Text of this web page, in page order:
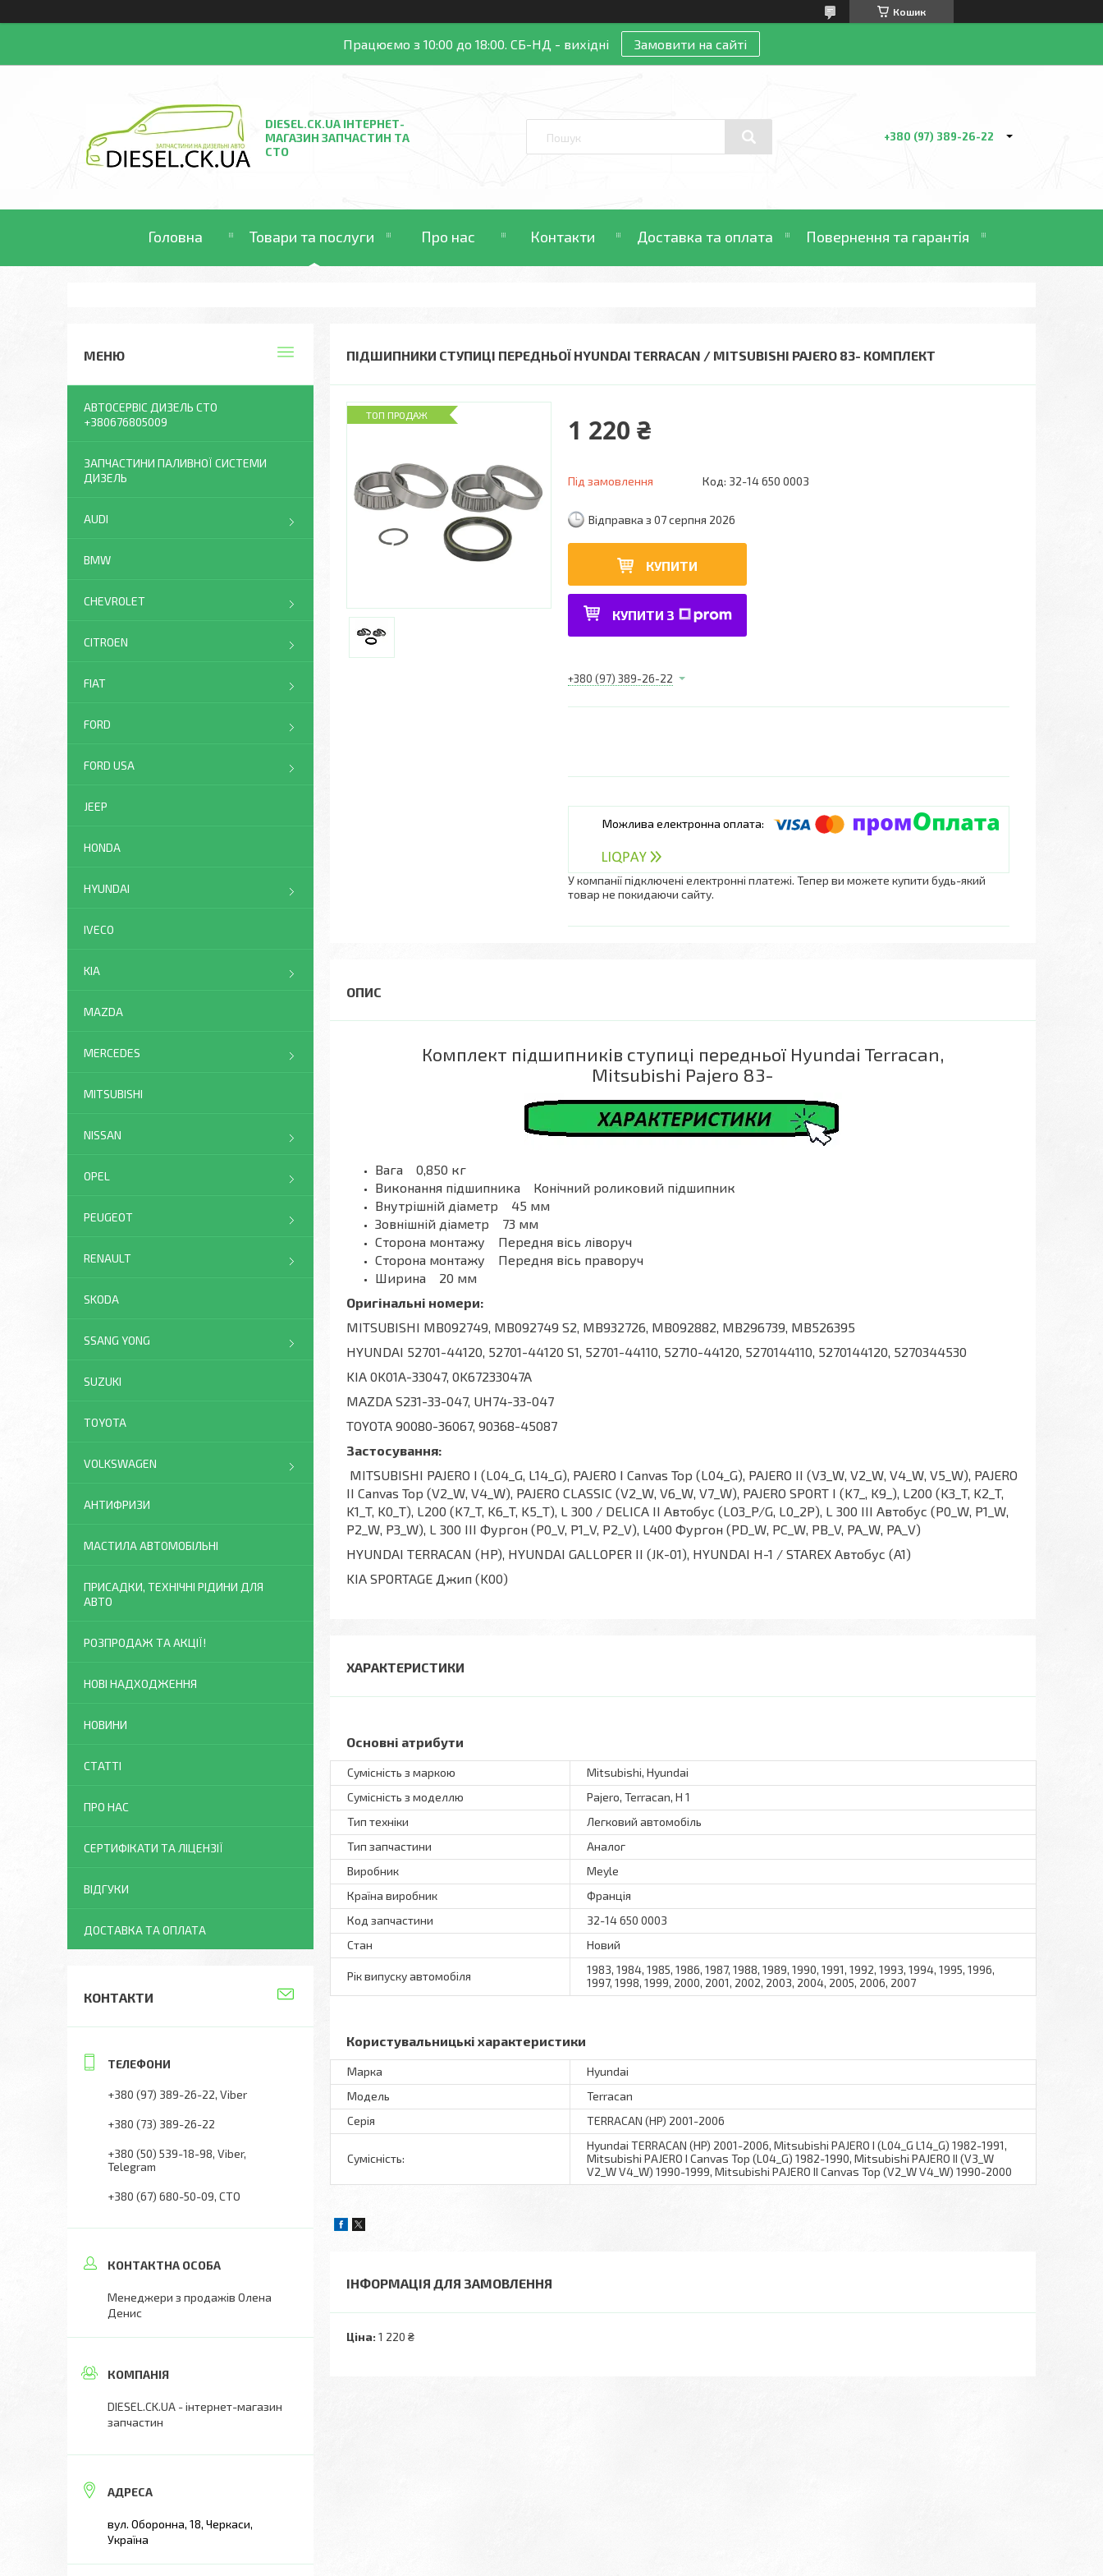
Кошик
Працюємо з 10:00 до 18:00. СБ-НД - вихідні Замовити на сайті
DIESEL.CK.UA ІНТЕРНЕТ-
МАГАЗИН ЗАПЧАСТИН ТА
СТО
+380 (97) 389-26-22
Головна Товари та послуги Про нас Контакти Доставка та оплата Повернення та гарантія
ПІДШИПНИКИ СТУПИЦІ ПЕРЕДНЬОЇ HYUNDAI TERRACAN / MITSUBISHI PAJERO 83- КОМПЛЕКТ
ТОП ПРОДАЖ 1 220 ₴
Під замовлення Код: 32-14 650 0003
Відправка з 07 серпня 2026
КУПИТИ
КУПИТИ З
+380 (97) 389-26-22
У компанії підключені електронні платежі. Тепер ви можете купити будь-який
товар не покидаючи сайту.
Комплект підшипників ступиці передньої Hyundai Terracan,
Mitsubishi Pajero 83-
Вага 0,850 кг
Виконання підшипника Конічний роликовий підшипник
Внутрішній діаметр 45 мм
Зовнішній діаметр 73 мм
Сторона монтажу Передня вісь ліворуч
Сторона монтажу Передня вісь праворуч
Ширина 20 мм
Оригінальні номери:
MITSUBISHI MB092749, MB092749 S2, MB932726, MB092882, MB296739, MB526395
HYUNDAI 52701-44120, 52701-44120 S1, 52701-44110, 52710-44120, 5270144110, 5270144120, 5270344530
KIA 0K01A-33047, 0K67233047A
MAZDA S231-33-047, UH74-33-047
TOYOTA 90080-36067, 90368-45087
Застосування:
MITSUBISHI PAJERO I (L04_G, L14_G), PAJERO I Canvas Top (L04_G), PAJERO II (V3_W, V2_W, V4_W, V5_W), PAJERO
II Canvas Top (V2_W, V4_W), PAJERO CLASSIC (V2_W, V6_W, V7_W), PAJERO SPORT I (K7_, K9_), L200 (K3_T, K2_T,
K1_T, K0_T), L200 (K7_T, K6_T, K5_T), L 300 / DELICA II Автобус (LO3_P/G, L0_2P), L 300 III Автобус (P0_W, P1_W,
P2_W, P3_W), L 300 III Фургон (P0_V, P1_V, P2_V), L400 Фургон (PD_W, PC_W, PB_V, PA_W, PA_V)
HYUNDAI TERRACAN (HP), HYUNDAI GALLOPER II (JK-01), HYUNDAI H-1 / STAREX Автобус (A1)
KIA SPORTAGE Джип (K00)
ХАРАКТЕРИСТИКИ
Основні атрибути
Сумісність з маркою
Mitsubishi, Hyundai
Сумісність з моделлю
Pajero, Terracan, H 1
Тип техніки
Легковий автомобіль
Тип запчастини
Аналог
Виробник
Meyle
Країна виробник
Франція
Код запчастини
32-14 650 0003
Стан
Новий
Рік випуску автомобіля
1983, 1984, 1985, 1986, 1987, 1988, 1989, 1990, 1991, 1992, 1993, 1994, 1995, 1996,
1997, 1998, 1999, 2000, 2001, 2002, 2003, 2004, 2005, 2006, 2007
Користувальницькі характеристики
Марка
Hyundai
Модель
Terracan
Серія
TERRACAN (HP) 2001-2006
Сумісність:
Hyundai TERRACAN (HP) 2001-2006, Mitsubishi PAJERO I (L04_G L14_G) 1982-1991,
Mitsubishi PAJERO I Canvas Top (L04_G) 1982-1990, Mitsubishi PAJERO II (V3_W
V2_W V4_W) 1990-1999, Mitsubishi PAJERO II Canvas Top (V2_W V4_W) 1990-2000
ІНФОРМАЦІЯ ДЛЯ ЗАМОВЛЕННЯ
Ціна: 1 220 ₴
АВТОСЕРВІС ДИЗЕЛЬ СТО
+380676805009
ЗАПЧАСТИНИ ПАЛИВНОЇ СИСТЕМИ
ДИЗЕЛЬ
AUDI
BMW
CHEVROLET
CITROEN
FIAT
FORD
FORD USA
JEEP
HONDA
HYUNDAI
IVECO
KIA
MAZDA
MERCEDES
MITSUBISHI
NISSAN
OPEL
PEUGEOT
RENAULT
SKODA
SSANG YONG
SUZUKI
TOYOTA
VOLKSWAGEN
АНТИФРИЗИ
МАСТИЛА АВТОМОБІЛЬНІ
ПРИСАДКИ, ТЕХНІЧНІ РІДИНИ ДЛЯ
АВТО
РОЗПРОДАЖ ТА АКЦІЇ!
НОВІ НАДХОДЖЕННЯ
НОВИНИ
СТАТТІ
ПРО НАС
СЕРТИФІКАТИ ТА ЛІЦЕНЗІЇ
ВІДГУКИ
ДОСТАВКА ТА ОПЛАТА
КОНТАКТИ
+380 (97) 389-26-22 Viber
+380 (73) 389-26-22
+380 (50) 539-18-98 Viber,
Telegram
+380 (67) 680-50-09 СТО
Менеджери з продажів Олена
Денис
DIESEL.CK.UA - інтернет-магазин
запчастин
вул. Оборонна, 18, Черкаси,
Україна